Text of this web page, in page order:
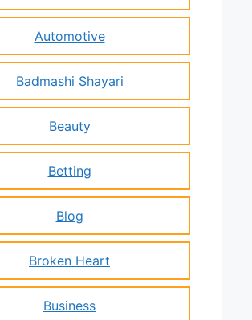
Automotive
Badmashi Shayari
Beauty
Betting
Blog
Broken Heart
Business